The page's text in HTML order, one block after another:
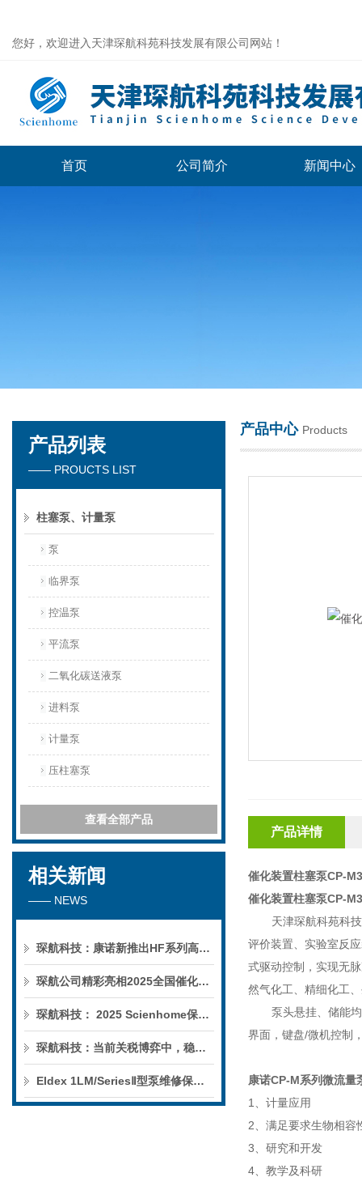
您好，欢迎进入天津琛航科苑科技发展有限公司网站！
天津琛航科苑科技发展有限公司
首页 公司简介 新闻中心
产品列表
—— PROUCTS LIST
柱塞泵、计量泵
泵
临界泵
控温泵
平流泵
二氧化碳送液泵
进料泵
计量泵
压柱塞泵
查看全部产品
相关新闻
—— NEWS
琛航科技：康诺新推出HF系列高压恒流泵
琛航公司精彩亮相2025全国催化学术会议
琛航科技： 2025 Scienhome保护柱年中赠送活动
琛航科技：当前关税博弈中，稳定的货源可解您燃眉之急
Eldex 1LM/SeriesⅡ型泵维修保养服务
产品中心 Products
产品详情
催化装置柱塞泵CP-
催化装置柱塞泵CP-
天津琛航科苑科
评价装置、实验室反
式驱动控制，实现无
然气化工、精细化工
泵头悬挂、储能
界面，键盘/微机控制
康诺CP-M系列微流量
1
、计量应用
2 、满足要求生物相容
3 、研究和开发
4 、教学及科研